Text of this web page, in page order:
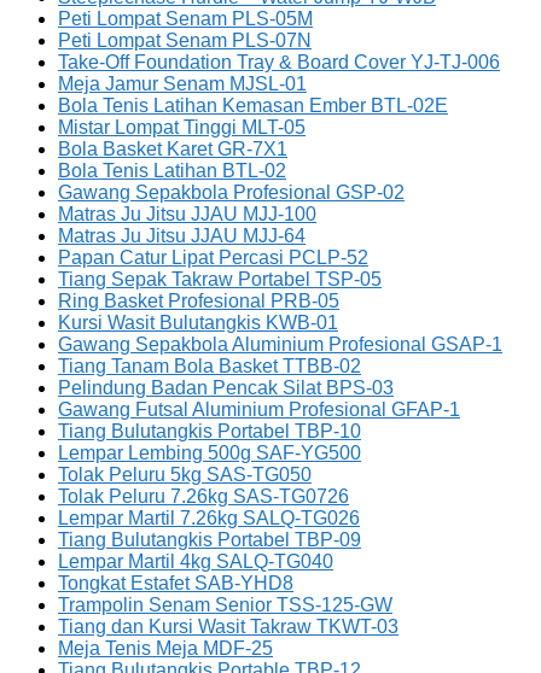
Peti Lompat Senam PLS-05M
Peti Lompat Senam PLS-07N
Take-Off Foundation Tray & Board Cover YJ-TJ-006
Meja Jamur Senam MJSL-01
Bola Tenis Latihan Kemasan Ember BTL-02E
Mistar Lompat Tinggi MLT-05
Bola Basket Karet GR-7X1
Bola Tenis Latihan BTL-02
Gawang Sepakbola Profesional GSP-02
Matras Ju Jitsu JJAU MJJ-100
Matras Ju Jitsu JJAU MJJ-64
Papan Catur Lipat Percasi PCLP-52
Tiang Sepak Takraw Portabel TSP-05
Ring Basket Profesional PRB-05
Kursi Wasit Bulutangkis KWB-01
Gawang Sepakbola Aluminium Profesional GSAP-1
Tiang Tanam Bola Basket TTBB-02
Pelindung Badan Pencak Silat BPS-03
Gawang Futsal Aluminium Profesional GFAP-1
Tiang Bulutangkis Portabel TBP-10
Lempar Lembing 500g SAF-YG500
Tolak Peluru 5kg SAS-TG050
Tolak Peluru 7.26kg SAS-TG0726
Lempar Martil 7.26kg SALQ-TG026
Tiang Bulutangkis Portabel TBP-09
Lempar Martil 4kg SALQ-TG040
Tongkat Estafet SAB-YHD8
Trampolin Senam Senior TSS-125-GW
Tiang dan Kursi Wasit Takraw TKWT-03
Meja Tenis Meja MDF-25